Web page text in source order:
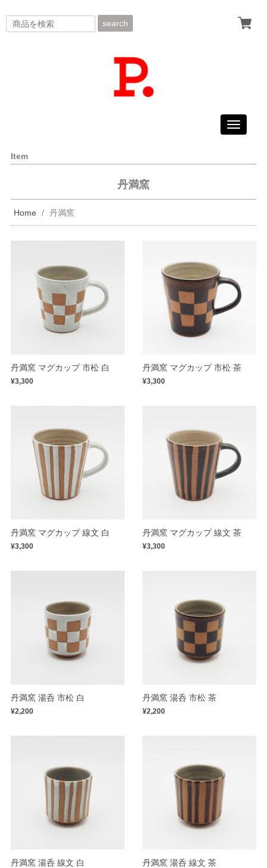
search
Toggle
Item
丹満窯
Home 丹満窯
丹満窯 マグカップ 市松 白
¥3,300
丹満窯 マグカップ 市松 茶
¥3,300
丹満窯 マグカップ 線文 白
¥3,300
丹満窯 マグカップ 線文 茶
¥3,300
丹満窯 湯呑 市松 白
¥2,200
丹満窯 湯呑 市松 茶
¥2,200
丹満窯 湯呑 線文 白 丹満窯 湯呑 線文 茶